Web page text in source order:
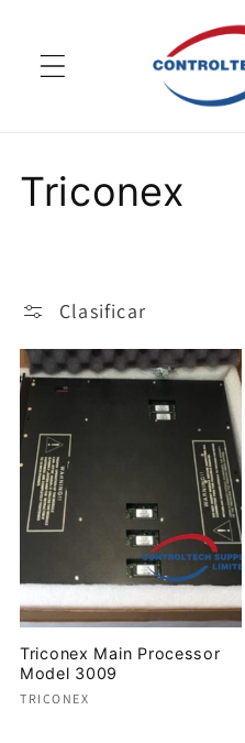
R
c
o
p
i
l
a
c
i
ó
Triconex
Clasificar
Triconex Main Processor
Model 3009
Proveedor:
TRICONEX